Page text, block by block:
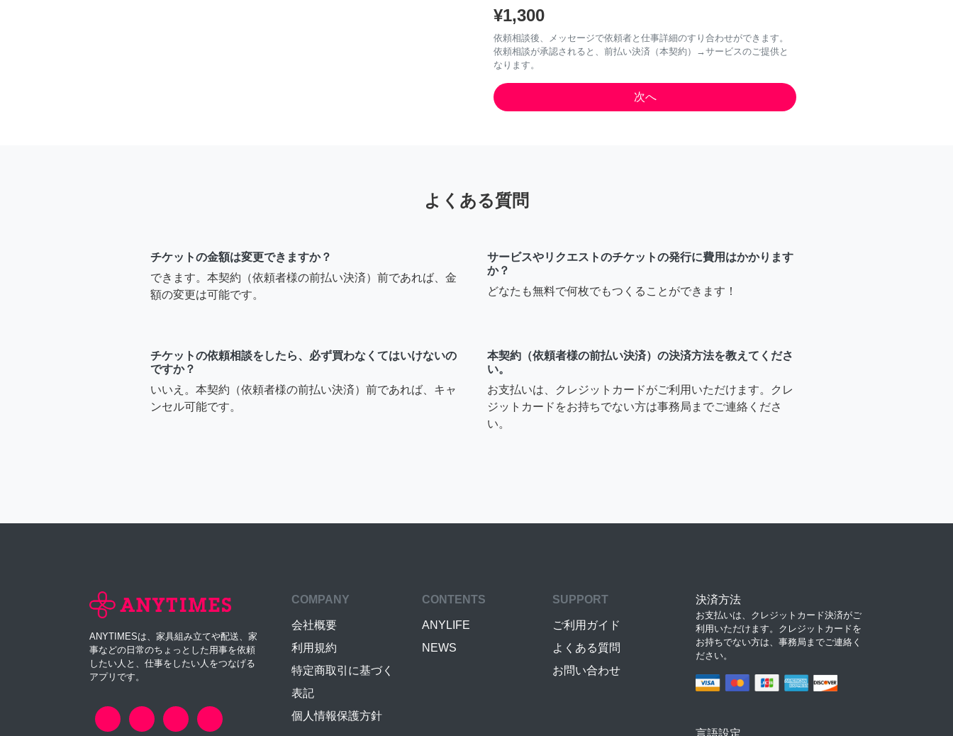
¥1,300
依頼相談後、メッセージで依頼者と仕事詳細のすり合わせができます。
依頼相談が承認されると、前払い決済（本契約）→サービスのご提供と
なります。
よくある質問
チケットの金額は変更できますか？
できます。本契約（依頼者様の前払い決済）前であれば、金
額の変更は可能です。
サービスやリクエストのチケットの発行に費用はかかります
か？
どなたも無料で何枚でもつくることができます！
チケットの依頼相談をしたら、必ず買わなくてはいけないの
ですか？
いいえ。本契約（依頼者様の前払い決済）前であれば、キャ
ンセル可能です。
本契約（依頼者様の前払い決済）の決済方法を教えてくださ
い。
お支払いは、クレジットカードがご利用いただけます。クレ
ジットカードをお持ちでない方は事務局までご連絡くださ
い。
ANYTIMESは、家具組み立てや配送、家
事などの日常のちょっとした用事を依頼
したい人と、仕事をしたい人をつなげる
アプリです。
COMPANY
会社概要
利用規約
特定商取引に基づく
表記
個人情報保護方針
CONTENTS
ANYLIFE
NEWS
SUPPORT
ご利用ガイド
よくある質問
お問い合わせ
決済方法
お支払いは、クレジットカード決済がご
利用いただけます。クレジットカードを
お持ちでない方は、事務局までご連絡く
ださい。
言語設定